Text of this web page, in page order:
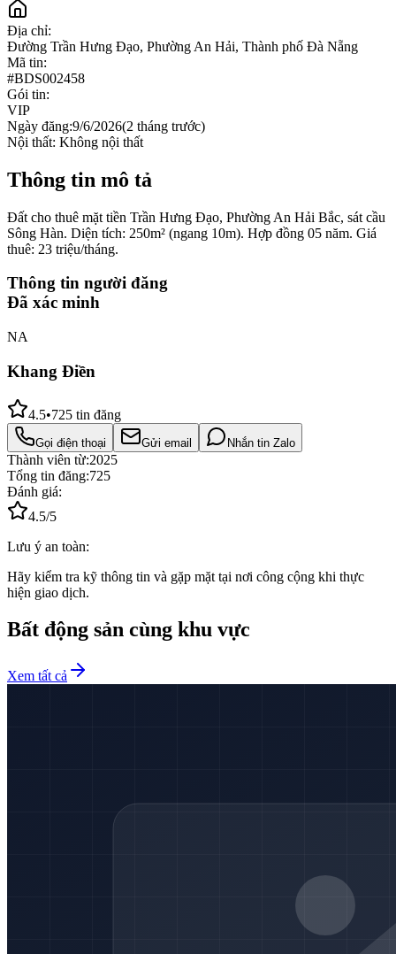
Địa chỉ:
Đường Trần Hưng Đạo, Phường An Hải, Thành phố Đà Nẵng
Mã tin:
#BDS002458
Gói tin:
VIP
Ngày đăng:9/6/2026(2 tháng trước)
Nội thất: Không nội thất
Thông tin mô tả
Đất cho thuê mặt tiền Trần Hưng Đạo, Phường An Hải Bắc, sát cầu
Sông Hàn. Diện tích: 250m² (ngang 10m). Hợp đồng 05 năm. Giá
thuê: 23 triệu/tháng.
Thông tin người đăng
Đã xác minh
NA
Khang Điền
4.5•725 tin đăng
Gọi điện thoại Gửi email Nhắn tin Zalo
Thành viên từ:2025
Tổng tin đăng:725
Đánh giá:
4.5/5
Lưu ý an toàn:
Hãy kiểm tra kỹ thông tin và gặp mặt tại nơi công cộng khi thực
hiện giao dịch.
Bất động sản cùng khu vực
Xem tất cả